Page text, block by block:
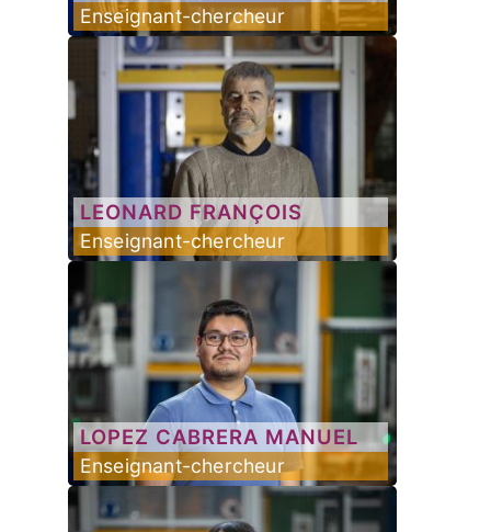
Enseignant-chercheur
LEONARD FRANÇOIS
Enseignant-chercheur
LOPEZ CABRERA MANUEL
Enseignant-chercheur